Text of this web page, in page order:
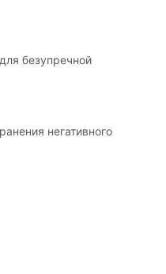
безупречной
негативного